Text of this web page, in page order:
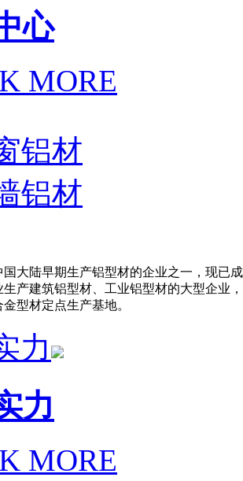
心
MORE
铝材
铝材
国大陆早期生产铝型材的企业之一，现已
生产建筑铝型材、工业铝型材的大型企业
型材定点生产基地。
力
力
MORE